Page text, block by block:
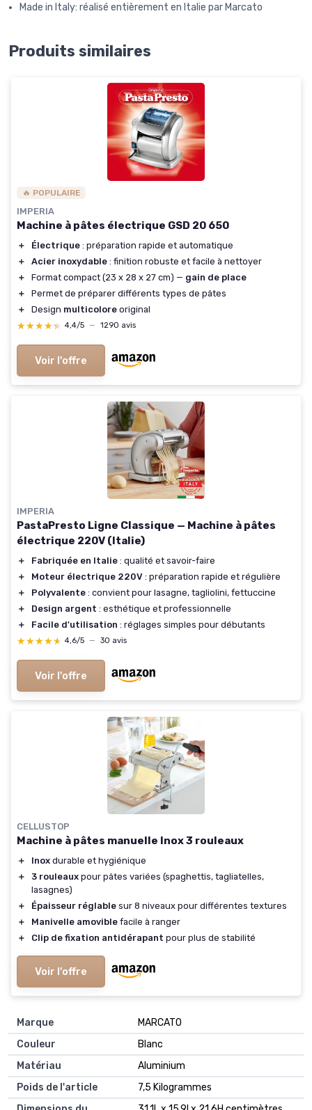
Made in Italy: réalisé entièrement en Italie par Marcato
Produits similaires
🔥 POPULAIRE
IMPERIA
Machine à pâtes électrique GSD 20 650
＋ Électrique : préparation rapide et automatique
＋
Acier inoxydable : finition robuste et facile à nettoyer
＋
Format compact (23 x 28 x 27 cm) — gain de place
＋
Permet de préparer différents types de pâtes
＋
Design multicolore original
★★★★★
★★★★★ 4,4/5 — 1290 avis
Voir l'offre
IMPERIA
PastaPresto Ligne Classique — Machine à pâtes
électrique 220V (Italie)
＋ Fabriquée en Italie : qualité et savoir-faire
＋
Moteur électrique 220V : préparation rapide et régulière
＋
Polyvalente : convient pour lasagne, tagliolini, fettuccine
＋
Design argent : esthétique et professionnelle
＋
Facile d'utilisation : réglages simples pour débutants
★★★★★
★★★★★ 4,6/5 — 30 avis
Voir l'offre
CELLUSTOP
Machine à pâtes manuelle Inox 3 rouleaux
＋ Inox durable et hygiénique
＋
3 rouleaux pour pâtes variées (spaghettis, tagliatelles,
lasagnes)
＋
Épaisseur réglable sur 8 niveaux pour différentes textures
＋
Manivelle amovible facile à ranger
＋
Clip de fixation antidérapant pour plus de stabilité
Voir l'offre
Marque
MARCATO
Couleur
Blanc
Matériau
Aluminium
Poids de l'article
7,5 Kilogrammes